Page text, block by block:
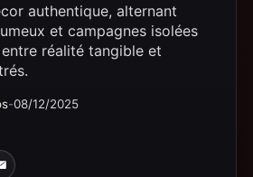
authentique, alternant
et campagnes isolées
réalité tangible et
-08/12/2025